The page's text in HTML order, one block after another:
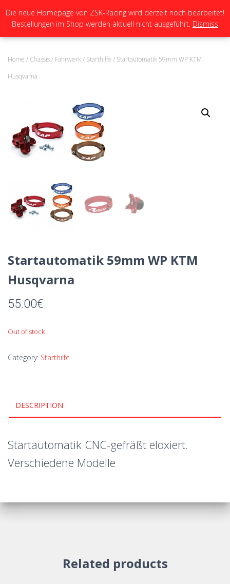
N
A
Home / Chassis/ Fahrwerk/ Starthilfe / Startautomatik 59mm WP KTM
Husqvarna
Startautomatik 59mm WP KTM
Husqvarna
55.00€
Out of stock
Category: Starthilfe
DESCRIPTION
Startautomatik CNC-gefräßt eloxiert.
Verschiedene Modelle
Related products
Die neue Homepage von ZSK-Racing wird derzeit noch bearbeitet!
Bestellungen im Shop werden aktuell nicht ausgeführt. Dismiss